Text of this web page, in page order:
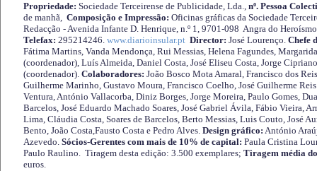
Propriedade: Sociedade Terceirense de Publicidade, Lda., nº. Pessoa
de manhã, Composição e Impressão: Oficinas gráficas da Sociedade
Redacção - Avenida Infante D. Henrique, n.º 1, 9701-098 Angra do
Telefax: 295214246. www.diarioinsular.pt Director: José Lourenço. Chefe
Fátima Martins, Vanda Mendonça, Rui Messias, Helena Fagundes,
(coordenador), Luís Almeida, Daniel Costa, José Eliseu Costa, Jorge
(coordenador). Colaboradores: João Bosco Mota Amaral, Francisco dos
Guilherme Marinho, Gustavo Moura, Francisco Coelho, José Guilherme
Ventura, António Vallacorba, Diniz Borges, Jorge Moreira, Paulo Gomes,
Barcelos, José Eduardo Machado Soares, José Gabriel Ávila, Fábio Vieira,
Lima, Cláudia Costa, Soares de Barcelos, Berto Messias, Luis Couto, José
Bento, João Costa,Fausto Costa e Pedro Alves. Design gráfico: António
Azevedo. Sócios-Gerentes com mais de 10% de capital: Paula Cristina
Paulo Raulino. Tiragem desta edição: 3.500 exemplares; Tiragem média
euros.